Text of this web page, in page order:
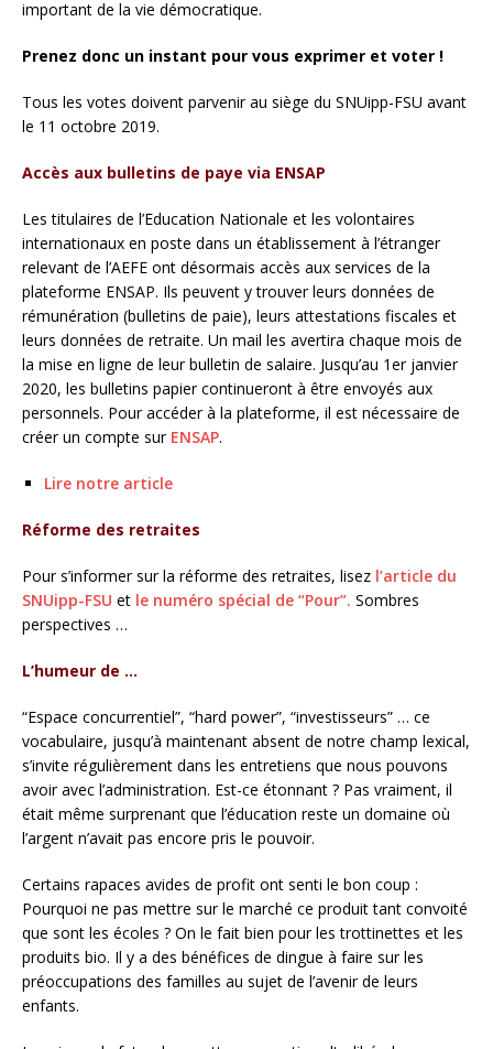
important de la vie démocratique.
Prenez donc un instant pour vous exprimer et voter !
Tous les votes doivent parvenir au siège du SNUipp-FSU avant
le 11 octobre 2019.
Accès aux bulletins de paye via ENSAP
Les titulaires de l’Education Nationale et les volontaires
internationaux en poste dans un établissement à l’étranger
relevant de l’AEFE ont désormais accès aux services de la
plateforme ENSAP. Ils peuvent y trouver leurs données de
rémunération (bulletins de paie), leurs attestations fiscales et
leurs données de retraite. Un mail les avertira chaque mois de
la mise en ligne de leur bulletin de salaire. Jusqu’au 1er janvier
2020, les bulletins papier continueront à être envoyés aux
personnels. Pour accéder à la plateforme, il est nécessaire de
créer un compte sur ENSAP.
Lire notre article
Réforme des retraites
Pour s’informer sur la réforme des retraites, lisez l’article du
SNUipp-FSU et le numéro spécial de “Pour”. Sombres
perspectives …
L’humeur de …
“Espace concurrentiel”, “hard power”, “investisseurs” … ce
vocabulaire, jusqu’à maintenant absent de notre champ lexical,
s’invite régulièrement dans les entretiens que nous pouvons
avoir avec l’administration. Est-ce étonnant ? Pas vraiment, il
était même surprenant que l’éducation reste un domaine où
l’argent n’avait pas encore pris le pouvoir.
Certains rapaces avides de profit ont senti le bon coup :
Pourquoi ne pas mettre sur le marché ce produit tant convoité
que sont les écoles ? On le fait bien pour les trottinettes et les
produits bio. Il y a des bénéfices de dingue à faire sur les
préoccupations des familles au sujet de l’avenir de leurs
enfants.